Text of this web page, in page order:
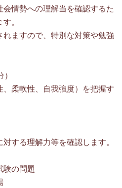
情勢への理解当を確認するた
。
ますので、特別な対策や勉強
柔軟性、自我強度）を把握す
する理解力等を確認します。
験の問題